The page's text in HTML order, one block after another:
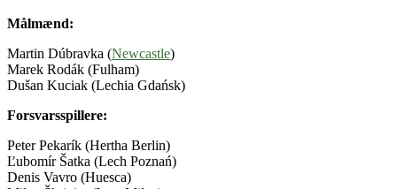
Målmænd:
Martin Dúbravka (Newcastle)
Marek Rodák (Fulham)
Dušan Kuciak (Lechia Gdańsk)
Forsvarsspillere:
Peter Pekarík (Hertha Berlin)
Ľubomír Šatka (Lech Poznań)
Denis Vavro (Huesca)